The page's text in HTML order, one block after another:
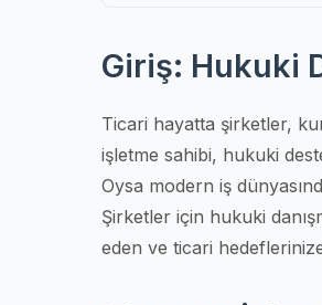
Giriş: Hukuki
Ticari hayatta şirketler,
işletme sahibi, hukuki
Oysa modern iş
Şirketler için hukuki
eden ve ticari